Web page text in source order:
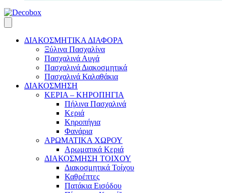
ΔΙΑΚΟΣΜΗΤΙΚΑ ΔΙΑΦΟΡΑ
Ξύλινα Πασχαλίνα
Πασχαλινά Αυγά
Πασχαλινά Διακοσμητικά
Πασχαλινά Καλαθάκια
ΔΙΑΚΟΣΜΗΣΗ
ΚΕΡΙΑ – ΚΗΡΟΠΗΓΙΑ
Πήλινα Πασχαλινά
Κεριά
Κηροπήγια
Φανάρια
ΑΡΩΜΑΤΙΚΑ ΧΩΡΟΥ
Αρωματικά Κεριά
ΔΙΑΚΟΣΜΗΣΗ ΤΟΙΧΟΥ
Διακοσμητικά Τοίχου
Καθρέπτες
Πατάκια Εισόδου